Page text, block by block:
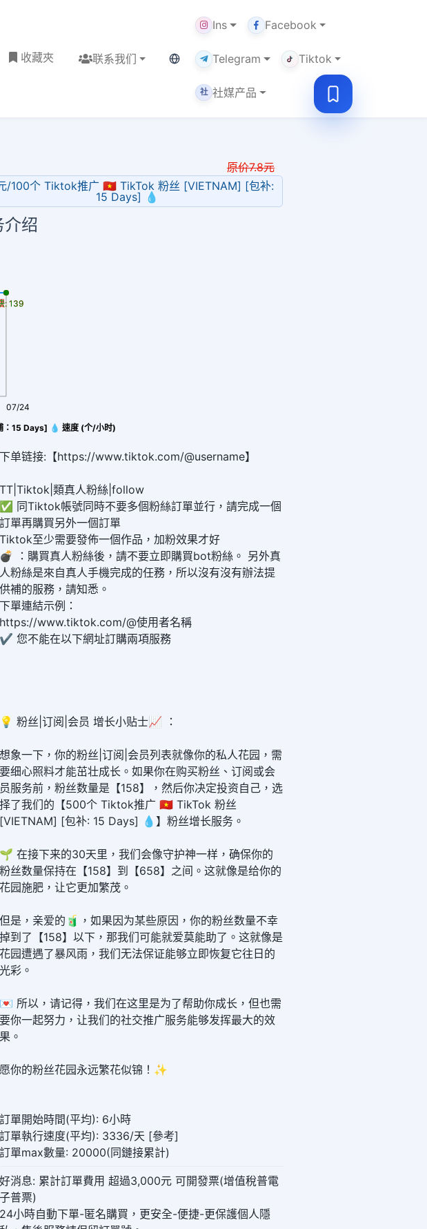
收藏夾 联系我们 当前语言：繁体
Ins Facebook
Telegram Tiktok
社 社媒产品
原价7.8元
/100个 Tiktok推广 🇻🇳 TikTok 粉丝 [VIETNAM] [包补:
15 Days] 💧
介绍
：15 Days] 💧 速度 (个/小时)
07/24
: 139
: 139
下单链接:【https://www.tiktok.com/@username】
TT|Tiktok|類真人粉絲|follow
✅ 同Tiktok帳號同時不要多個粉絲訂單並行，請完成一個
訂單再購買另外一個訂單
Tiktok至少需要發佈一個作品，加粉效果才好
💣 ︎：購買真人粉絲後，請不要立即購買bot粉絲。 另外真
人粉絲是來自真人手機完成的任務，所以沒有沒有辦法提
供補的服務，請知悉。
下單連結示例：
https://www.tiktok.com/@使用者名稱
✔️ 您不能在以下網址訂購兩項服務
💡 粉丝|订阅|会员 增长小贴士📈 ：
想象一下，你的粉丝|订阅|会员列表就像你的私人花园，需
要细心照料才能茁壮成长。如果你在购买粉丝、订阅或会
员服务前，粉丝数量是【158】，然后你决定投资自己，选
择了我们的【500个 Tiktok推广 🇻🇳 TikTok 粉丝
[VIETNAM] [包补: 15 Days] 💧】粉丝增长服务。
🌱 在接下来的30天里，我们会像守护神一样，确保你的
粉丝数量保持在【158】到【658】之间。这就像是给你的
花园施肥，让它更加繁茂。
但是，亲爱的🧃，如果因为某些原因，你的粉丝数量不幸
掉到了【158】以下，那我们可能就爱莫能助了。这就像是
花园遭遇了暴风雨，我们无法保证能够立即恢复它往日的
光彩。
💌 所以，请记得，我们在这里是为了帮助你成长，但也需
要你一起努力，让我们的社交推广服务能够发挥最大的效
果。
愿你的粉丝花园永远繁花似锦！✨
訂單開始時間(平均): 6小時
訂單執行速度(平均): 3336/天 [參考]
訂單max數量: 20000(同鏈接累計)
好消息: 累計訂單費用 超過3,000元 可開發票(增值稅普電
子普票)
24小時自動下單-匿名購買，更安全-便捷-更保護個人隱